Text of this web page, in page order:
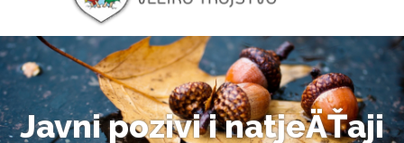
Javni pozivi i natjeÄŤaji